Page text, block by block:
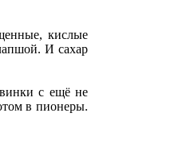
кислые
И сахар
с ещё не
в пионеры.